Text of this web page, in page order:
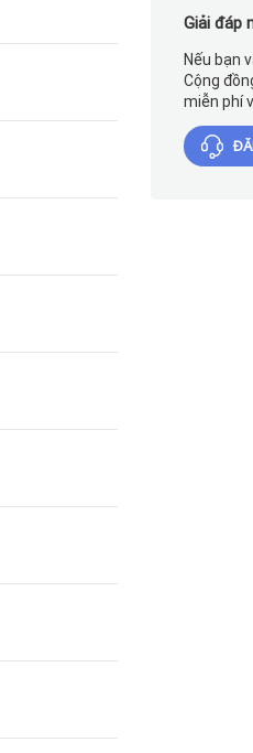
Giải đáp
Nếu bạn
Cộng
miễn phí